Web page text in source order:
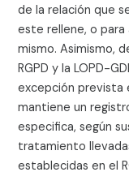
de la relación que
este rellene, o
mismo. Asimismo,
RGPD y la LOPD-
excepción prevista
mantiene un
especifica, según
tratamiento
establecidas en el